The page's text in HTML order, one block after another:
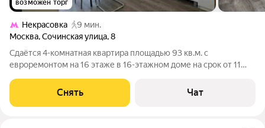
возможен торг
Некрасовка
9 мин.
Москва,Сочинская улица,8
Сдаётся 4-комнатная квартира площадью 93 кв.м. с
евроремонтом на 16 этаже в 16-этажном доме на срок от 11
Стиральная машина Холодильник Микроволновка Дом -
монолитный, окна выходят во двор. В
Снять Чат